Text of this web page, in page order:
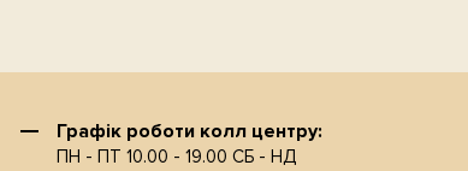
Графiк роботи колл центру:
ПН - ПТ 10.00 - 19.00 СБ - НД